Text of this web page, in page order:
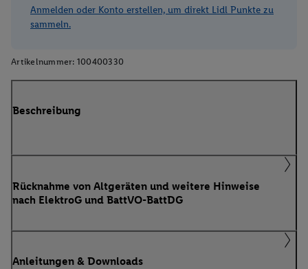
Anmelden oder Konto erstellen, um direkt Lidl Punkte zu
sammeln.
Artikelnummer: 100400330
Beschreibung
Rücknahme von Altgeräten und weitere Hinweise
nach ElektroG und BattVO-BattDG
Anleitungen & Downloads